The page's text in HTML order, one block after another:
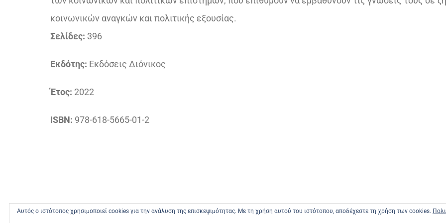
κοινωνικών αναγκών και πολιτικής εξουσίας.
Σελίδες: 396
Εκδότης: Εκδόσεις Διόνικος
Έτος: 2022
ISBN: 978-618-5665-01-2
Αυτός ο ιστότοπος χρησιμοποιεί cookies για την ανάλυση της επισκεψιμότητας. Με τη χρήση αυτού του ιστότοπου, αποδέχεστε τη χρήση των cookies.